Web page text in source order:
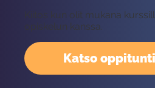
Katso oppitunti
Kiitos kun olit mukana
opiskelun kanssa.